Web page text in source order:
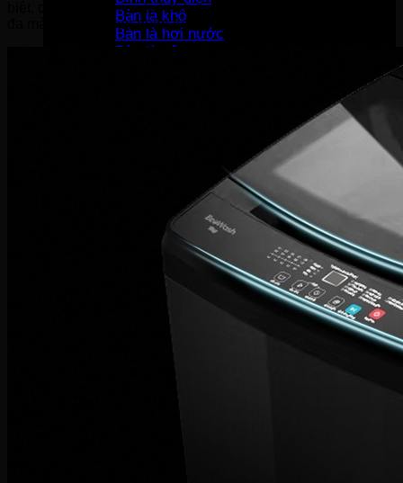
Bàn là khô
Bàn là hơi nước
Bàn là cây
Máy rửa bát
Máy sấy bát
Nồi chiên không dầu
Nồi cơm-Bếp
biệt, chương trình giặt nhanh giúp tiết kiệm thời gian giặt tối
đa mà vẫn đảm bảo quần áo được giặt sạch hiệu quả.